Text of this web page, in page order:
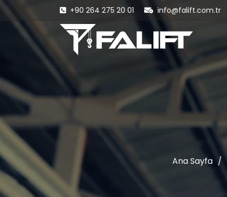
+90 264 275 20 01 info@falift.com.tr
Ana Sayfa /